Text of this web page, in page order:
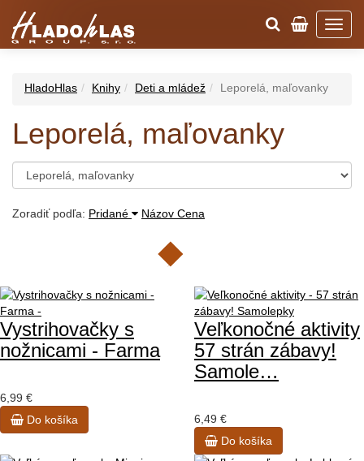
HladoHlas Knihy Deti a mládež Leporelá, maľovanky
Leporelá, maľovanky
Zoradiť podľa: Pridané Názov Cena
Vystrihovačky s
nožnicami - Farma
6,99 €
Do košíka
Veľkonočné aktivity
57 strán zábavy!
Samole…
6,49 €
Do košíka